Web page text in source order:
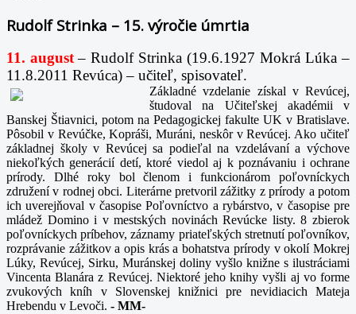
Rudolf Strinka – 15. výročie úmrtia
11. august – Rudolf Strinka (19.6.1927 Mokrá Lúka –
11.8.2011 Revúca) – učiteľ, spisovateľ.
Základné vzdelanie získal v Revúcej,
študoval na Učiteľskej akadémii v
Banskej Štiavnici, potom na Pedagogickej fakulte UK v Bratislave.
Pôsobil v Revúčke, Kopráši, Muráni, neskôr v Revúcej. Ako učiteľ
základnej školy v Revúcej sa podieľal na vzdelávaní a výchove
niekoľkých generácií detí, ktoré viedol aj k poznávaniu i ochrane
prírody. Dlhé roky bol členom i funkcionárom poľovníckych
združení v rodnej obci. Literárne pretvoril zážitky z prírody a potom
ich uverejňoval v časopise Poľovníctvo a rybárstvo, v časopise pre
mládež Domino i v mestských novinách Revúcke listy. 8 zbierok
poľovníckych príbehov, záznamy priateľských stretnutí poľovníkov,
rozprávanie zážitkov a opis krás a bohatstva prírody v okolí Mokrej
Lúky, Revúcej, Sirku, Muránskej doliny vyšlo knižne s ilustráciami
Vincenta Blanára z Revúcej. Niektoré jeho knihy vyšli aj vo forme
zvukových kníh v Slovenskej knižnici pre nevidiacich Mateja
Hrebendu v Levoči. - MM-